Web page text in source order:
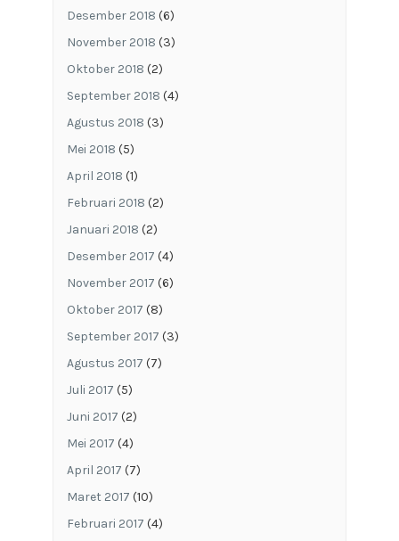
Desember 2018 (6)
November 2018 (3)
Oktober 2018 (2)
September 2018 (4)
Agustus 2018 (3)
Mei 2018 (5)
April 2018 (1)
Februari 2018 (2)
Januari 2018 (2)
Desember 2017 (4)
November 2017 (6)
Oktober 2017 (8)
September 2017 (3)
Agustus 2017 (7)
Juli 2017 (5)
Juni 2017 (2)
Mei 2017 (4)
April 2017 (7)
Maret 2017 (10)
Februari 2017 (4)